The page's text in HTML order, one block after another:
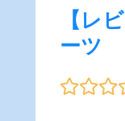
【レ
ーツ